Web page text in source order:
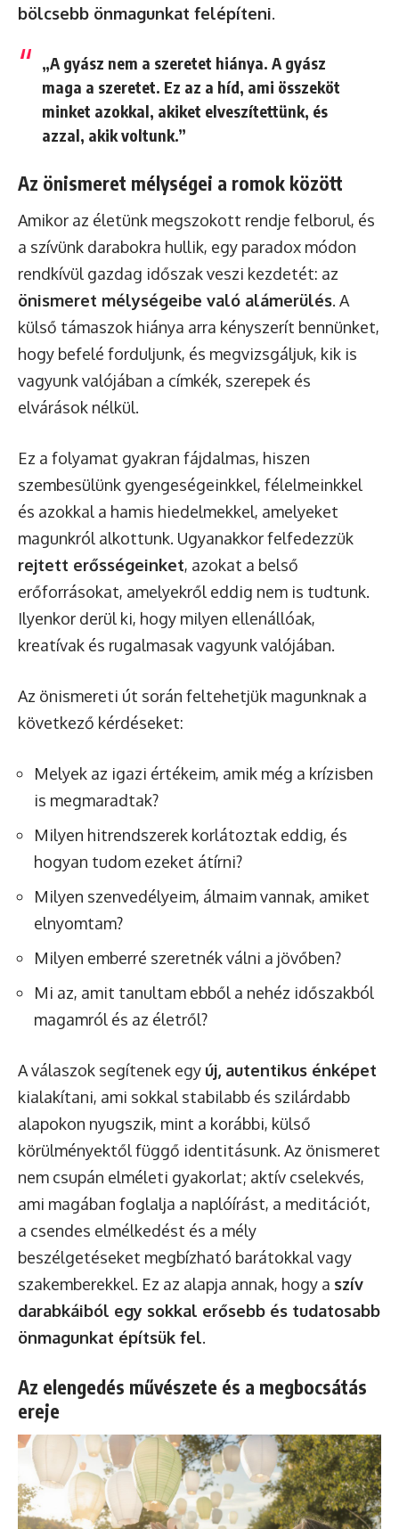
bölcsebb önmagunkat felépíteni.
„A gyász nem a szeretet hiánya. A gyász
maga a szeretet. Ez az a híd, ami összeköt
minket azokkal, akiket elveszítettünk, és
azzal, akik voltunk.”
Az önismeret mélységei a romok között
Amikor az életünk megszokott rendje felborul, és
a szívünk darabokra hullik, egy paradox módon
rendkívül gazdag időszak veszi kezdetét: az
önismeret mélységeibe való alámerülés. A
külső támaszok hiánya arra kényszerít bennünket,
hogy befelé forduljunk, és megvizsgáljuk, kik is
vagyunk valójában a címkék, szerepek és
elvárások nélkül.
Ez a folyamat gyakran fájdalmas, hiszen
szembesülünk gyengeségeinkkel, félelmeinkkel
és azokkal a hamis hiedelmekkel, amelyeket
magunkról alkottunk. Ugyanakkor felfedezzük
rejtett erősségeinket, azokat a belső
erőforrásokat, amelyekről eddig nem is tudtunk.
Ilyenkor derül ki, hogy milyen ellenállóak,
kreatívak és rugalmasak vagyunk valójában.
Az önismereti út során feltehetjük magunknak a
következő kérdéseket:
Melyek az igazi értékeim, amik még a krízisben
is megmaradtak?
Milyen hitrendszerek korlátoztak eddig, és
hogyan tudom ezeket átírni?
Milyen szenvedélyeim, álmaim vannak, amiket
elnyomtam?
Milyen emberré szeretnék válni a jövőben?
Mi az, amit tanultam ebből a nehéz időszakból
magamról és az életről?
A válaszok segítenek egy új, autentikus énképet
kialakítani, ami sokkal stabilabb és szilárdabb
alapokon nyugszik, mint a korábbi, külső
körülményektől függő identitásunk. Az önismeret
nem csupán elméleti gyakorlat; aktív cselekvés,
ami magában foglalja a naplóírást, a meditációt,
a csendes elmélkedést és a mély
beszélgetéseket megbízható barátokkal vagy
szakemberekkel. Ez az alapja annak, hogy a szív
darabkáiból egy sokkal erősebb és tudatosabb
önmagunkat építsük fel.
Az elengedés művészete és a megbocsátás
ereje